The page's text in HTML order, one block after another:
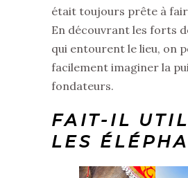
était toujours prête à
En découvrant les forts
qui entourent le lieu, on
facilement imaginer la
fondateurs.
FAIT-IL
LES